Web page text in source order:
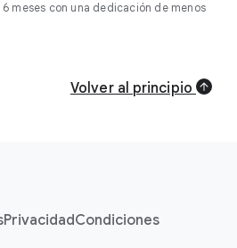
meses con una dedicación de menos
Volver al principio
PrivacidadCondiciones